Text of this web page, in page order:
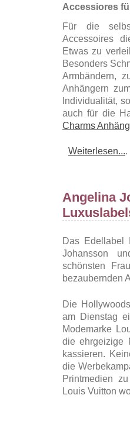
Accessiores
Für die
Accessoires
Etwas zu
Besonders
Armbändern,
Anhängern
Individualität,
auch für die
Charms
Weiterlesen....
Angelina
Das Edellabel
Johansson
schönsten
bezaubernden
Die
am Dienstag
Modemarke
die ehrgeizige
kassieren.
die
Printmedien
Louis Vuitton